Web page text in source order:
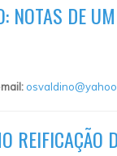
NOTAS DE